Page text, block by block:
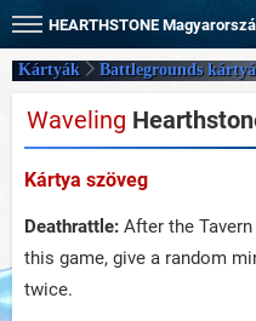
HEARTHSTONE
Kártyák Battlegrounds
Waveling
Kártya szöveg
Deathrattle: After the
this game, give a random
twice.